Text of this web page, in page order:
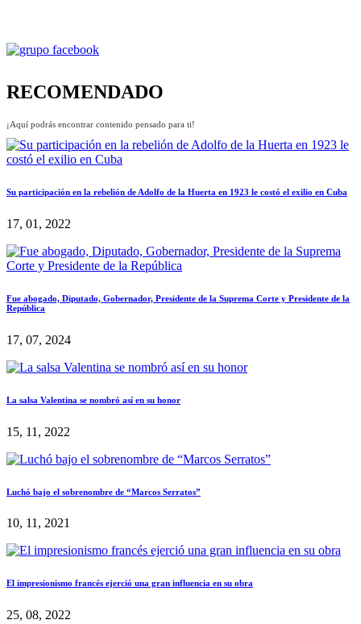
RECOMENDADO
¡Aquí podrás encontrar contenido pensado para ti!
Su participación en la rebelión de Adolfo de la Huerta en 1923 le costó el exilio en Cuba
17, 01, 2022
Fue abogado, Diputado, Gobernador, Presidente de la Suprema Corte y Presidente de la
República
17, 07, 2024
La salsa Valentina se nombró así en su honor
15, 11, 2022
Luchó bajo el sobrenombre de “Marcos Serratos”
10, 11, 2021
El impresionismo francés ejerció una gran influencia en su obra
25, 08, 2022